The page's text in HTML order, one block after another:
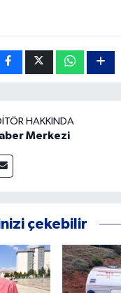
HAKKINDA
Merkezi
çekebilir